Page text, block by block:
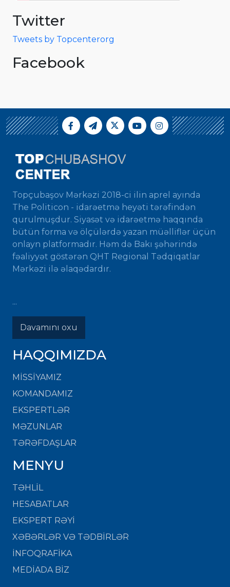
Twitter
Tweets by Topcenterorg
Facebook
Topçubaşov Mərkəzi 2018-ci ilin aprel ayında
The Politicon - idarəetmə heyəti tərəfindən
qurulmuşdur. Siyasət və idarəetmə haqqında
bütün forma və ölçülərdə yazan müəlliflər üçün
onlayn platformadır. Həm də Bakı şəhərində
fəaliyyət göstərən QHT Regional Tədqiqatlar
Mərkəzi ilə əlaqədardır.
...
Davamını oxu
HAQQIMIZDA
MISSIYAMIZ
KOMANDAMIZ
EKSPERTLƏR
MƏZUNLAR
TƏRƏFDAŞLAR
MENYU
TƏHLİL
HESABATLAR
EKSPERT RƏYİ
XƏBƏRLƏR VƏ TƏDBİRLƏR
İNFOQRAFİKA
MEDİADA BİZ